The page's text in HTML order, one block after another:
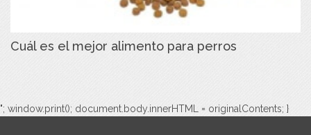
Cuál es el mejor alimento para perros
"; window.print(); document.body.innerHTML = originalContents; }